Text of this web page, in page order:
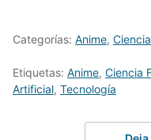
Categorías: Anime,
Etiquetas: Anime, Ciencia
Artificial, Tecnología